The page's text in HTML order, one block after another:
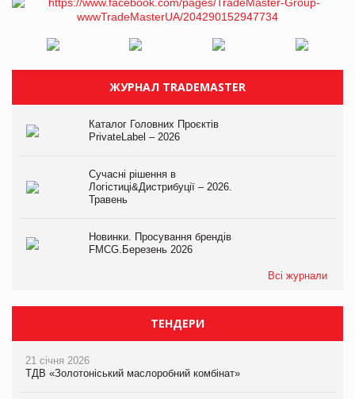
ЖУРНАЛ TRADEMASTER
Каталог Головних Проєктів
PrivateLabel – 2026
Сучасні рішення в
Логістиці&Дистрибуції – 2026.
Травень
Новинки. Просування брендів
FMCG.Березень 2026
Всі журнали
ТЕНДЕРИ
21 січня 2026
ТДВ «Золотоніський маслоробний комбінат»